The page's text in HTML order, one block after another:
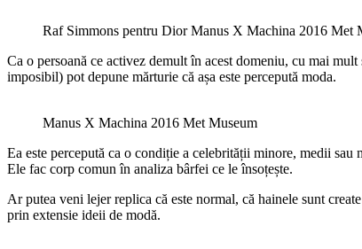
Raf Simmons pentru Dior Manus X Machina 2016 Met
Ca o persoană ce activez demult în acest domeniu, cu mai
imposibil) pot depune mărturie că așa este percepută moda.
Manus X Machina 2016 Met Museum
Ea este percepută ca o condiție a celebrității minore, medii
Ele fac corp comun în analiza bârfei ce le însoțește.
Ar putea veni lejer replica că este normal, că hainele sunt
prin extensie ideii de modă.